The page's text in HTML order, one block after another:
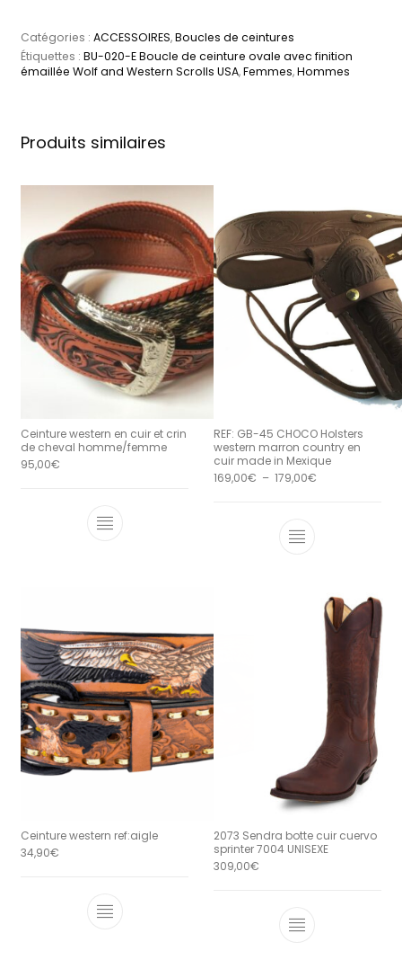
Catégories : ACCESSOIRES,Boucles de ceintures
Étiquettes : BU-020-E Boucle de ceinture ovale avec finition
émaillée Wolf and Western Scrolls USA,Femmes,Hommes
Produits similaires
Ceinture western en cuir et crin
de cheval homme/femme
95,00€
Ce produit a plusieurs variations.
REF: GB-45 CHOCO Holsters
western marron country en
cuir made in Mexique
169,00€ – 179,00€Plage de prix :
Ce produit a
Ceinture western ref:aigle
34,90€
Ce produit a plusieurs variations.
2073 Sendra botte cuir cuervo
sprinter 7004 UNISEXE
309,00€
Ce produit a